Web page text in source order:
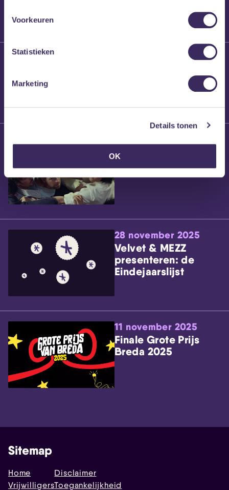
Voorkeuren
Statistieken
Marketing
Details tonen
OK
Brennt Vanneste
Willem’s Blog: Ão
28 november 2025
Velvet & MEZZ
presenteren: de
Eindejaarslijst
11 november 2025
Finale Grote Prijs
Breda 2025
Sitemap
Home
Vrijwilligers
Disclaimer
Toegankelijkheid